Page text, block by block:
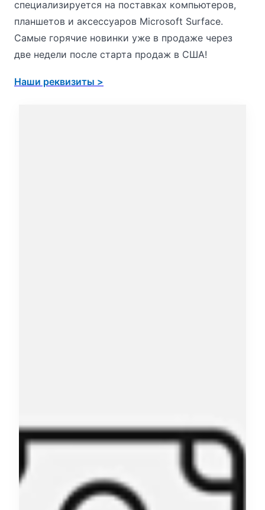
специализируется на поставках компьютеров,
планшетов и аксессуаров Microsoft Surface.
Самые горячие новинки уже в продаже через
две недели после старта продаж в США!
Наши реквизиты >